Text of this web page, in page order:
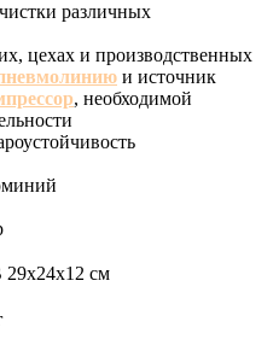
различных
цехах и производственных
и источник
, необходимой
см